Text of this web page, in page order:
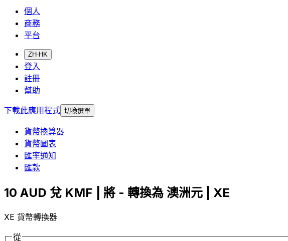
個人
商務
平台
ZH-HK
登入
註冊
幫助
下載此應用程式 切換選單
貨幣換算器
貨幣圖表
匯率通知
匯款
10 AUD 兌 KMF | 將 - 轉換為 澳洲元 | XE
XE 貨幣轉換器
從